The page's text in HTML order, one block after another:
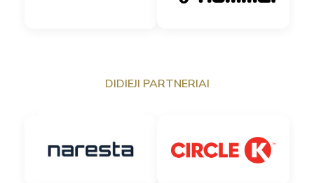
DIDIEJI PARTNERIAI